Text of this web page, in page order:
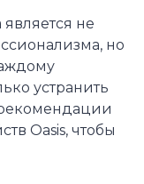
не
но
устранить
Oasis, чтобы